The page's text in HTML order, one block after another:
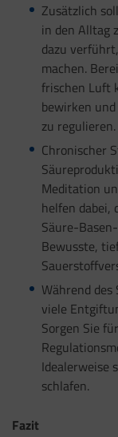
Zusätzlich
in den Alltag
dazu
machen.
frischen Luft
bewirken
zu regulieren.
Chronischer
Meditation
helfen dabei,
Säure-
Bewusste,
Während
viele
Sorgen Sie für
Idealerweise
schlafen.
Fazit